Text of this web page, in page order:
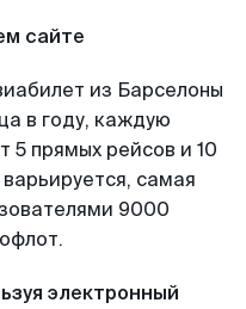
сайте
из Барселоны
в году, каждую
5 прямых рейсов и 10
самая
9000
электронный